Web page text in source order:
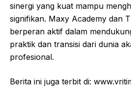
sinergi yang kuat mampu
signifikan. Maxy Academy dan
berperan aktif dalam
praktik dan transisi dari dunia
profesional.
Berita ini juga terbit di: